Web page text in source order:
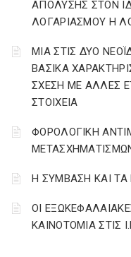
ΑΠΟΛΥΣΗΣ ΣΤΟΝ
ΛΟΓΑΡΙΑΣΜΟΥ Η
ΜΙΑ ΣΤΙΣ ΔΥΟ
ΒΑΣΙΚΑ
ΣΧΕΣΗ ΜΕ ΑΛΛΕΣ
ΣΤΟΙΧΕΙΑ
ΦΟΡΟΛΟΓΙΚΗ
Η ΣΥΜΒΑΣΗ ΚΑΙ ΤΑ
ΟΙ
ΚΑΙΝΟΤΟΜΙΑ ΣΤΙΣ